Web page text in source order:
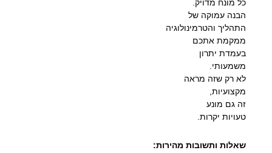
כל מונח מדויק.
הבנה עמוקה של
התהליך והטרמינולוגיה
ממקמת אתכם
בעמדת יתרון
משמעותי.
לא רק שזה מראה
מקצועיות,
זה גם מונע
טעויות יקרות.
שאלות ותשובות מהירות: